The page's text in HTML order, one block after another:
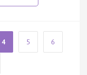
4 5 6